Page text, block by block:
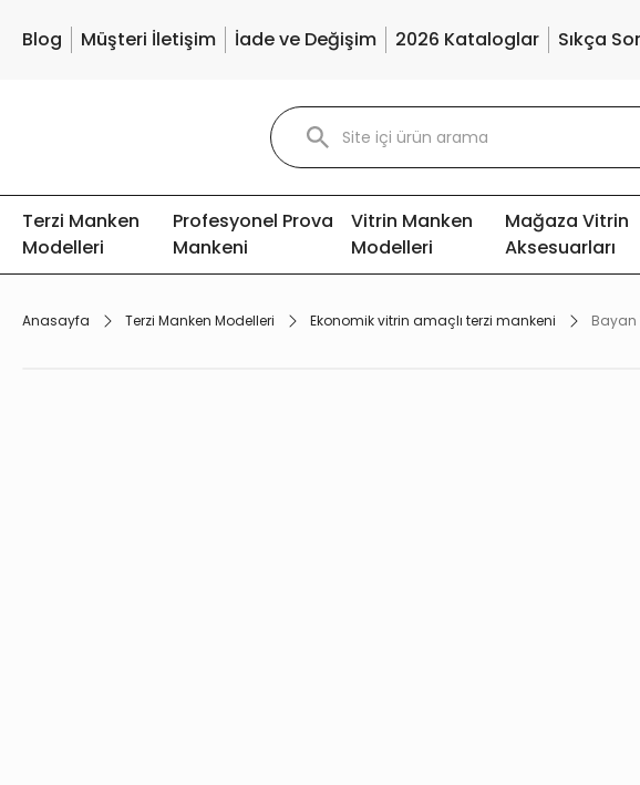
Blog Müşteri İletişim İade ve Değişim 2026 Kataloglar Sıkça
Terzi Manken
Modelleri
Profesyonel Prova
Mankeni
Vitrin Manken
Modelleri
Mağaza Vitrin
Aksesuarları
Anasayfa Terzi Manken Modelleri Ekonomik vitrin amaçlı terzi mankeni Bayan